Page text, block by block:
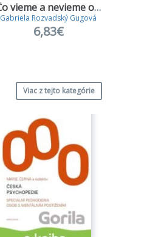
Čo vieme a nevieme o poruchách učenia
Gabriela Rozvadský Gugová
6,83€
Viac z tejto kategórie